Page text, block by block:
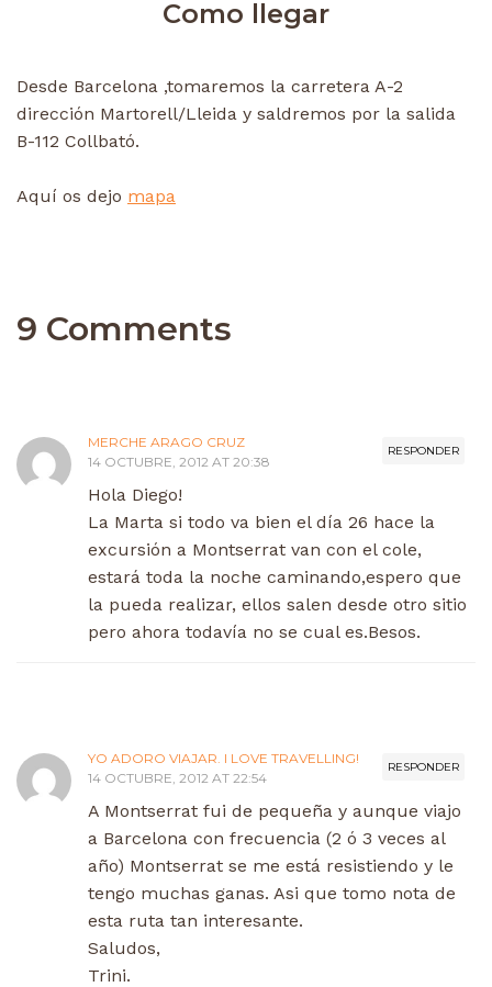
Como llegar
Desde Barcelona ,tomaremos la carretera A-2
dirección Martorell/Lleida y saldremos por la salida
B-112 Collbató.
Aquí os dejo mapa
9 Comments
RESPONDER
MERCHE ARAGO CRUZ
14 OCTUBRE, 2012 AT 20:38
Hola Diego!
La Marta si todo va bien el día 26 hace la
excursión a Montserrat van con el cole,
estará toda la noche caminando,espero que
la pueda realizar, ellos salen desde otro sitio
pero ahora todavía no se cual es.Besos.
RESPONDER
YO ADORO VIAJAR. I LOVE TRAVELLING!
14 OCTUBRE, 2012 AT 22:54
A Montserrat fui de pequeña y aunque viajo
a Barcelona con frecuencia (2 ó 3 veces al
año) Montserrat se me está resistiendo y le
tengo muchas ganas. Asi que tomo nota de
esta ruta tan interesante.
Saludos,
Trini.